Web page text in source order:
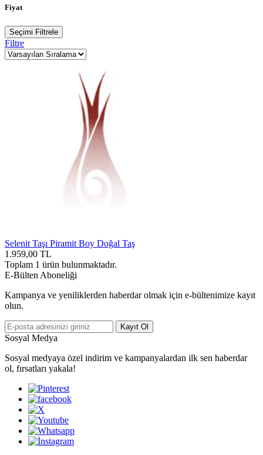
Fiyat
Seçimi Filtrele
Filtre
Selenit Taşı Piramit Boy Doğal Taş
1.959,00 TL
Toplam 1 ürün bulunmaktadır.
E-Bülten Aboneliği
Kampanya ve yeniliklerden haberdar olmak için e-bültenimize kayıt
olun.
Kayıt Ol
Sosyal Medya
Sosyal medyaya özel indirim ve kampanyalardan ilk sen haberdar
ol, fırsatları yakala!